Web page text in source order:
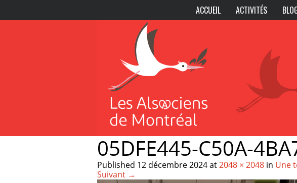
ACCUEIL ACTIVITÉS
05DFE445-C50A-
Published 12 décembre 2024at2048 × 2048 in Une
Suivant →